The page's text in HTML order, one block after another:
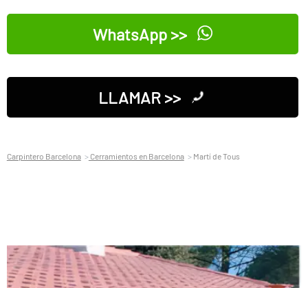
WhatsApp >>
LLAMAR >>
Carpintero Barcelona Cerramientos en Barcelona Martí de Tous